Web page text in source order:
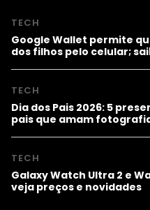
TECH
Google Wallet permite
dos filhos pelo celular;
TECH
Dia dos Pais 2026: 5
pais que amam
TECH
Galaxy Watch Ultra 2 e
veja preços e novidades